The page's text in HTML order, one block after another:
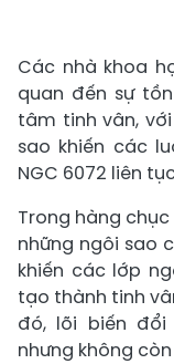
Các nhà khoa
quan đến sự
tâm tinh vân,
sao khiến các
NGC 6072 liên
Trong hàng
những ngôi sao
khiến các lớp
tạo thành tinh
đó, lõi biến
nhưng không